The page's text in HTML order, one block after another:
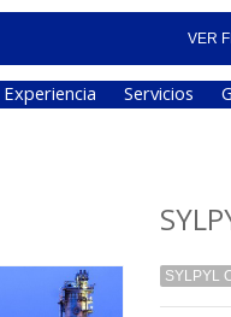
VER
Experiencia Servicios
SYLPYL